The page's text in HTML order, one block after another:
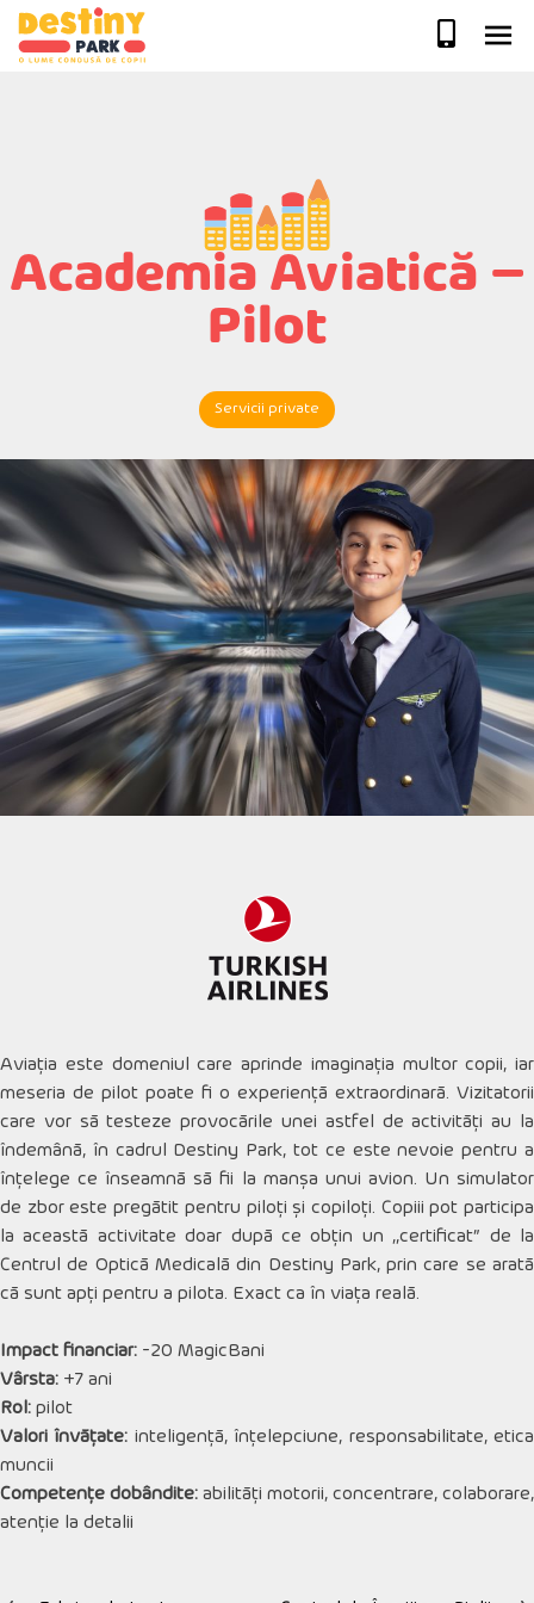
Skip
Academia Aviatică –
Pilot
Servicii private
Aviația este domeniul care aprinde imaginația multor copii, iar
meseria de pilot poate fi o experiență extraordinară. Vizitatorii
care vor să testeze provocările unei astfel de activități au la
îndemână, în cadrul Destiny Park, tot ce este nevoie pentru a
înțelege ce înseamnă să fii la manșa unui avion. Un simulator
de zbor este pregătit pentru piloți și copiloți. Copiii pot participa
la această activitate doar după ce obțin un ,,certificat” de la
Centrul de Optică Medicală din Destiny Park, prin care se arată
că sunt apți pentru a pilota. Exact ca în viața reală.
Impact financiar: -20 MagicBani
Vârsta: +7 ani
Rol: pilot
Valori învățate: inteligență, înțelepciune, responsabilitate, etica
muncii
Competențe dobândite: abilități motorii, concentrare, colaborare,
atenție la detalii